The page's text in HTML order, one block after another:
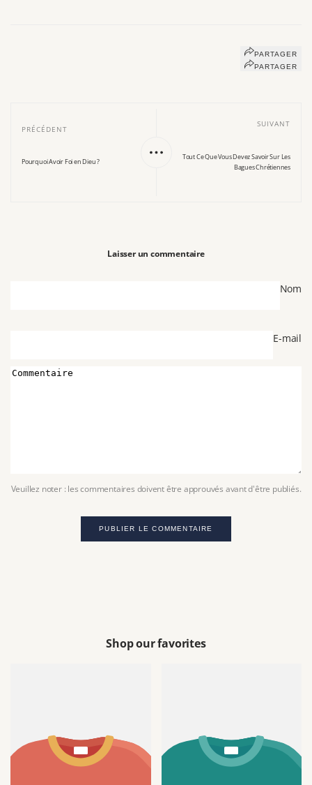
PARTAGER
PARTAGER
PRÉCÉDENT
Pourquoi Avoir Foi en Dieu ?
SUIVANT
Tout Ce Que Vous Devez Savoir Sur Les
Bagues Chrétiennes
Laisser un commentaire
Nom
E-mail
Veuillez noter : les commentaires doivent être approuvés avant d'être publiés.
PUBLIER LE COMMENTAIRE
Shop our favorites